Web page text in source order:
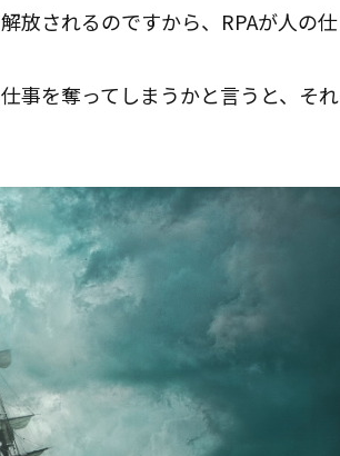
放されるのですから、RPAが人の仕
事を奪ってしまうかと言うと、それ